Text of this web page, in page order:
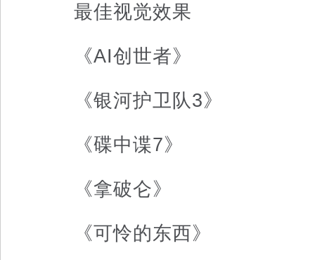
最佳视觉效果
《AI创世者》
《银河护卫队3》
《碟中谍7》
《拿破仑》
《可怜的东西》